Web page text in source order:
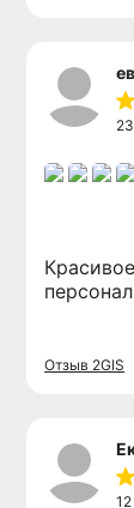
Отзыв 2GIS